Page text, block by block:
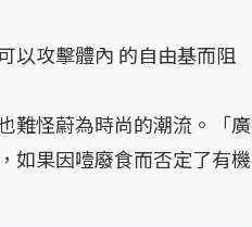
攻擊體內 的自由基而阻
怪蔚為時尚的潮流。「廣
如果因噎廢食而否定了有機